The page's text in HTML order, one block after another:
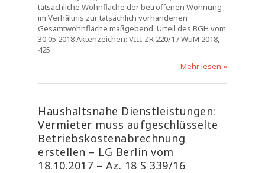
tatsächliche Wohnfläche der betroffenen Wohnung
im Verhältnis zur tatsächlich vorhandenen
Gesamtwohnfläche maßgebend. Urteil des BGH vom
30.05.2018 Aktenzeichen: VIII ZR 220/17 WuM 2018,
425
Mehr lesen »
Haushaltsnahe Dienstleistungen:
Vermieter muss aufgeschlüsselte
Betriebskostenabrechnung
erstellen – LG Berlin vom
18.10.2017 – Az. 18 S 339/16